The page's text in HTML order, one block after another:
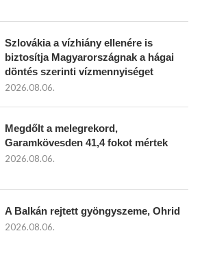
Szlovákia a vízhiány ellenére is
biztosítja Magyarországnak a hágai
döntés szerinti vízmennyiséget
2026.08.06.
Megdőlt a melegrekord,
Garamkövesden 41,4 fokot mértek
2026.08.06.
A Balkán rejtett gyöngyszeme, Ohrid
2026.08.06.